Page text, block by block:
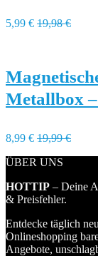
5,99 € 19,98 €
Metallbox
8,99 € 19,99 €
ÜBER UNS
HOTTIP – Deine
& Preisfehler.
Entdecke täglich
Onlineshopping
Angebote,